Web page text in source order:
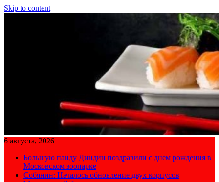
Skip to content
6 августа, 2026
Большую панду Диндин поздравили с днем рождения в
Московском зоопарке
Собянин: Началось обновление двух корпусов